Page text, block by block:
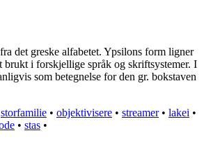
det greske alfabetet. Ypsilons form ligner
brukt i forskjellige språk og skriftsystemer. I
som betegnelse for den gr. bokstaven
storfamilie • objektivisere • streamer• lakei •
• stas •